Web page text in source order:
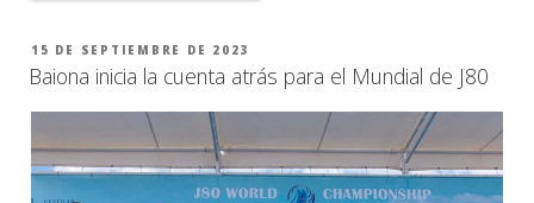
PUBLICADO
EL
15 DE SEPTIEMBRE DE 2023
Baiona inicia la cuenta atrás para el Mundial de J80